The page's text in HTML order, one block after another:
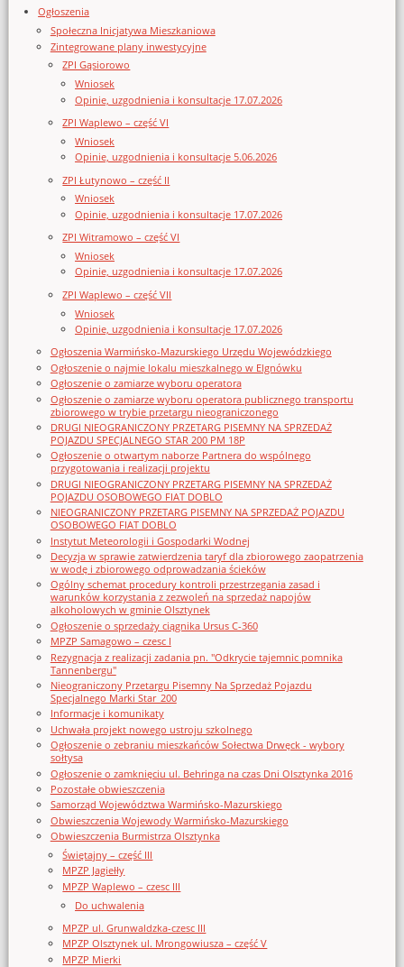
Ogłoszenia
Społeczna Inicjatywa Mieszkaniowa
Zintegrowane plany inwestycyjne
ZPI Gąsiorowo
Wniosek
Opinie, uzgodnienia i konsultacje 17.07.2026
ZPI Waplewo – część VI
Wniosek
Opinie, uzgodnienia i konsultacje 5.06.2026
ZPI Łutynowo – część II
Wniosek
Opinie, uzgodnienia i konsultacje 17.07.2026
ZPI Witramowo – część VI
Wniosek
Opinie, uzgodnienia i konsultacje 17.07.2026
ZPI Waplewo – część VII
Wniosek
Opinie, uzgodnienia i konsultacje 17.07.2026
Ogłoszenia Warmińsko-Mazurskiego Urzędu Wojewódzkiego
Ogłoszenie o najmie lokalu mieszkalnego w Elgnówku
Ogłoszenie o zamiarze wyboru operatora
Ogłoszenie o zamiarze wyboru operatora publicznego transportu
zbiorowego w trybie przetargu nieograniczonego
DRUGI NIEOGRANICZONY PRZETARG PISEMNY NA SPRZEDAŻ
POJAZDU SPECJALNEGO STAR 200 PM 18P
Ogłoszenie o otwartym naborze Partnera do wspólnego
przygotowania i realizacji projektu
DRUGI NIEOGRANICZONY PRZETARG PISEMNY NA SPRZEDAŻ
POJAZDU OSOBOWEGO FIAT DOBLO
NIEOGRANICZONY PRZETARG PISEMNY NA SPRZEDAŻ POJAZDU
OSOBOWEGO FIAT DOBLO
Instytut Meteorologii i Gospodarki Wodnej
Decyzja w sprawie zatwierdzenia taryf dla zbiorowego zaopatrzenia
w wodę i zbiorowego odprowadzania ścieków
Ogólny schemat procedury kontroli przestrzegania zasad i
warunków korzystania z zezwoleń na sprzedaż napojów
alkoholowych w gminie Olsztynek
Ogłoszenie o sprzedaży ciągnika Ursus C-360
MPZP Samagowo – czesc I
Rezygnacja z realizacji zadania pn. "Odkrycie tajemnic pomnika
Tannenbergu"
Nieograniczony Przetargu Pisemny Na Sprzedaż Pojazdu
Specjalnego Marki Star_200
Informacje i komunikaty
Uchwała projekt nowego ustroju szkolnego
Ogłoszenie o zebraniu mieszkańców Sołectwa Drwęck - wybory
sołtysa
Ogłoszenie o zamknięciu ul. Behringa na czas Dni Olsztynka 2016
Pozostałe obwieszczenia
Samorząd Województwa Warmińsko-Mazurskiego
Obwieszczenia Wojewody Warmińsko-Mazurskiego
Obwieszczenia Burmistrza Olsztynka
Świętajny – część III
MPZP Jagiełły
MPZP Waplewo – czesc III
Do uchwalenia
MPZP ul. Grunwaldzka-czesc III
MPZP Olsztynek ul. Mrongowiusza – część V
MPZP Mierki